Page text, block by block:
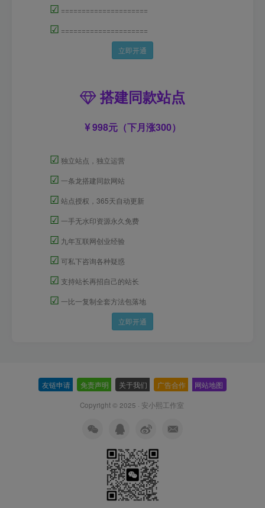
☑ =====================
☑ =====================
立即开通
搭建同款站点
998元（下月涨300）
☑ 独立站点，独立运营
☑ 一条龙搭建同款网站
☑ 站点授权，365天自动更新
☑ 一手无水印资源永久免费
☑ 九年互联网创业经验
☑ 可私下咨询各种疑惑
☑ 支持站长再招自己的站长
☑ 一比一复制全套方法包落地
立即开通
友链申请 免责声明 关于我们 广告合作 网站地图
Copyright © 2025 · 安小熙工作室